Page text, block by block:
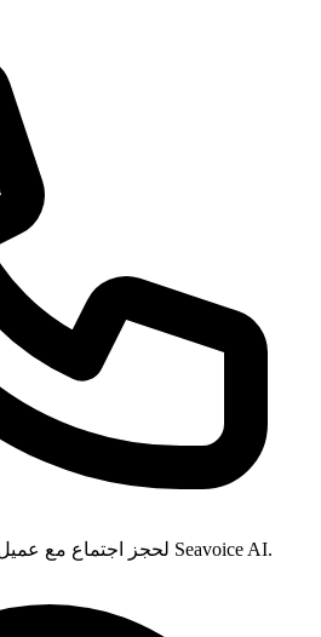
لحجز اجتماع مع عميل Seavoice AI.